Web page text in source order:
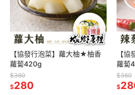
【協發行泡菜】蘿大柚★柚香
蘿蔔420g
$360
$280
【
蘿蔔
$360
$